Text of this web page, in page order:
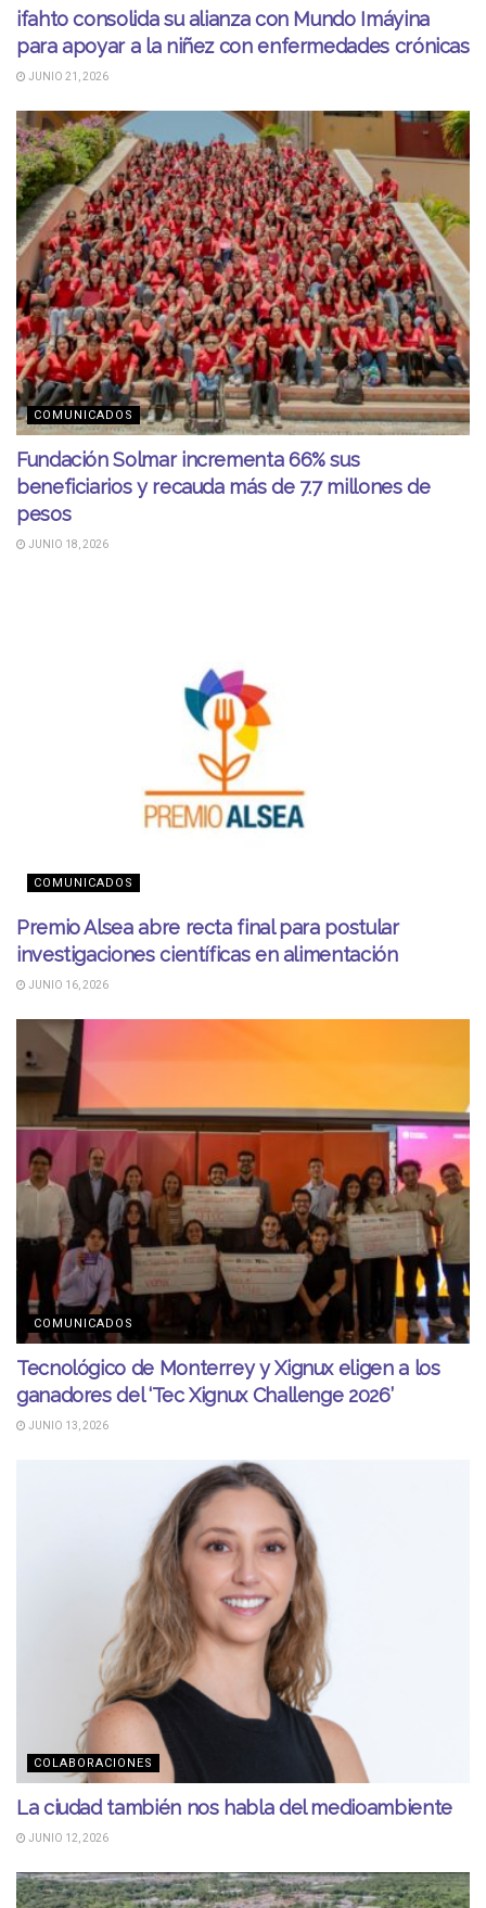
ifahto consolida su alianza con Mundo Imáyina
para apoyar a la niñez con enfermedades crónicas
JUNIO 21, 2026
COMUNICADOS
Fundación Solmar incrementa 66% sus
beneficiarios y recauda más de 7.7 millones de
pesos
JUNIO 18, 2026
COMUNICADOS
Premio Alsea abre recta final para postular
investigaciones científicas en alimentación
JUNIO 16, 2026
COMUNICADOS
Tecnológico de Monterrey y Xignux eligen a los
ganadores del ‘Tec Xignux Challenge 2026’
JUNIO 13, 2026
COLABORACIONES
La ciudad también nos habla del medioambiente
JUNIO 12, 2026